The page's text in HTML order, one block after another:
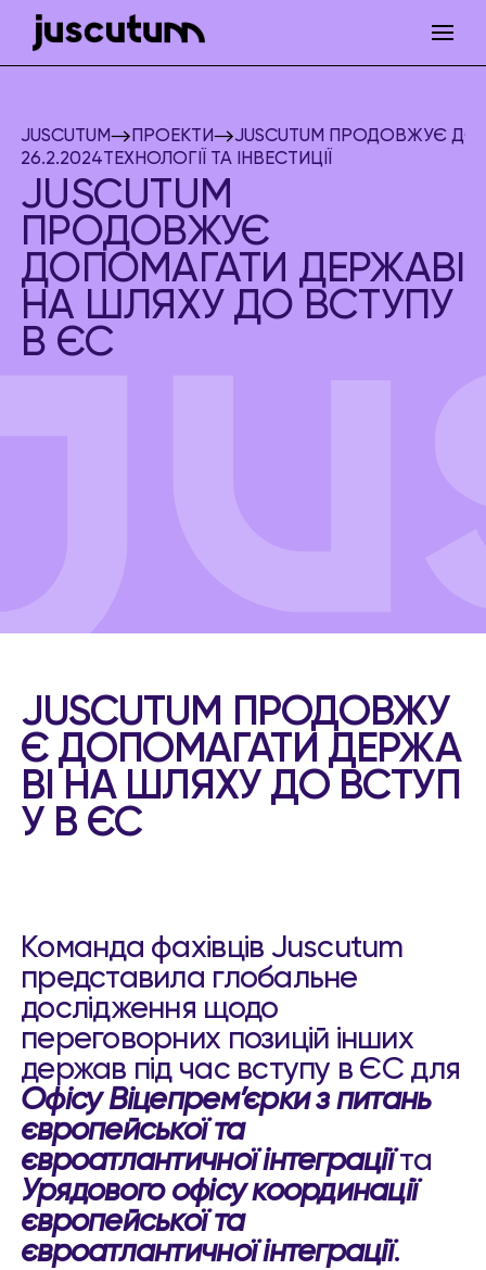
JUSCUTUM ПРОЕКТИ
JUSCUTUM ПРОДОВЖУЄ
26.2.2024ТЕХНОЛОГІЇ ТА ІНВЕСТИЦІЇ
JUSCUTUM
ПРОДОВЖУЄ
ДОПОМАГАТИ ДЕРЖАВІ
НА ШЛЯХУ ДО ВСТУПУ
В ЄС
JUSCUTUM ПРОДОВЖУ
Є ДОПОМАГАТИ ДЕРЖА
ВІ НА ШЛЯХУ ДО ВСТУП
У В ЄС
Команда фахівців Juscutum
представила глобальне
дослідження щодо
переговорних позицій інших
держав під час вступу в ЄС для
Офісу Віцепрем’єрки з питань
європейської та
євроатлантичної інтеграціїта
Урядового офісу координації
європейської та
євроатлантичної інтеграції.